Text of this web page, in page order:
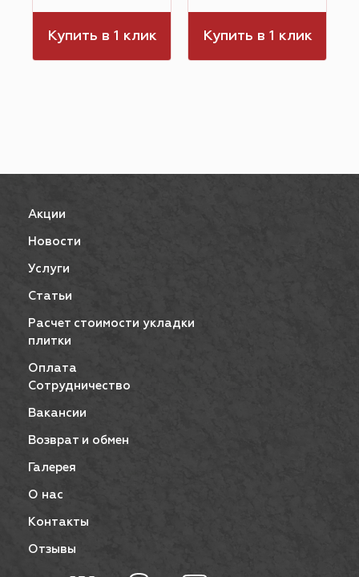
Купить в 1 клик Купить в 1 клик
Акции
Новости
Услуги
Статьи
Расчет стоимости укладки
плитки
Оплата
Сотрудничество
Вакансии
Возврат и обмен
Галерея
О нас
Контакты
Отзывы